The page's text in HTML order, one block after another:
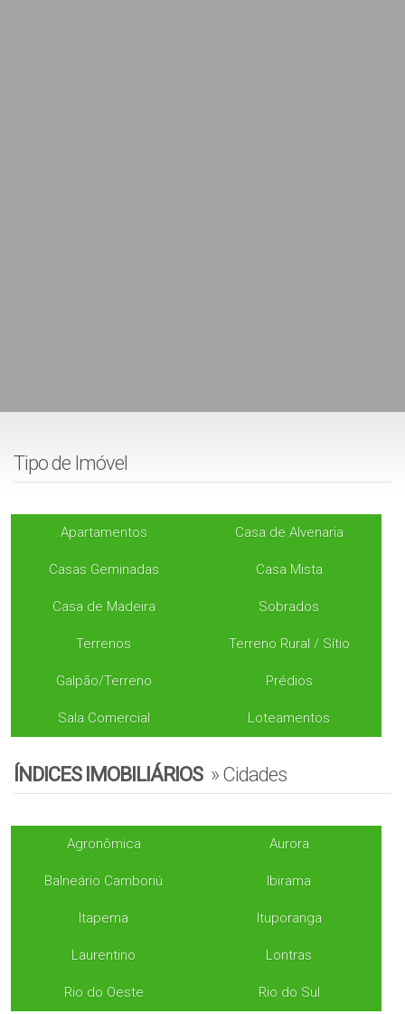
Tipo de Imóvel
Apartamentos Casa de Alvenaria
Casas Geminadas Casa Mista
Casa de Madeira Sobrados
Terrenos Terreno Rural / Sítio
Galpão/Terreno Prédios
Sala Comercial Loteamentos
ÍNDICES IMOBILIÁRIOS » Cidades
Agronômica Aurora
Balneário Camboriú Ibirama
Itapema Ituporanga
Laurentino Lontras
Rio do Oeste Rio do Sul